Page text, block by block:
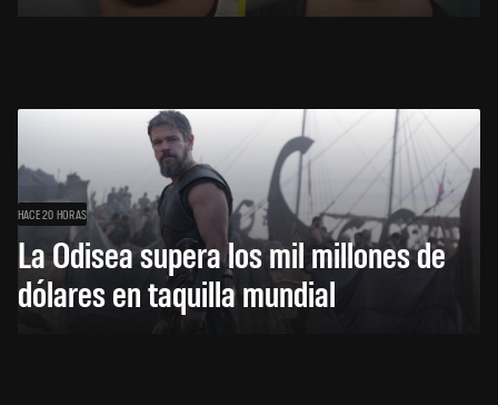
HACE 20 HORAS
La Odisea supera los mil millones de
dólares en taquilla mundial